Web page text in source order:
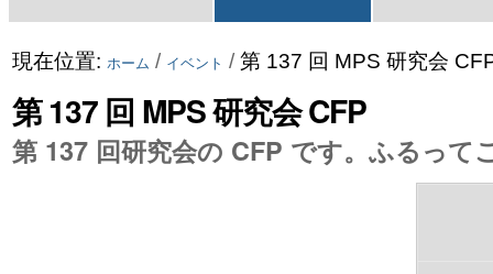
ぶ
|
ナ
ビ
ル
現在位置: ホーム / イベント / 第 137 回 MPS 研究会
第 137 回 MPS 研究会 CFP
第 137 回研究会の CFP です。ふるって